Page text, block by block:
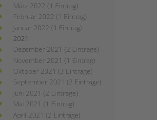
März 2022 (1 Eintrag)
Februar 2022 (1 Eintrag)
Januar 2022 (1 Eintrag)
2021
Dezember 2021 (2 Einträge)
November 2021 (1 Eintrag)
Oktober 2021 (3 Einträge)
September 2021 (2 Einträge)
Juni 2021 (2 Einträge)
Mai 2021 (1 Eintrag)
April 2021 (2 Einträge)